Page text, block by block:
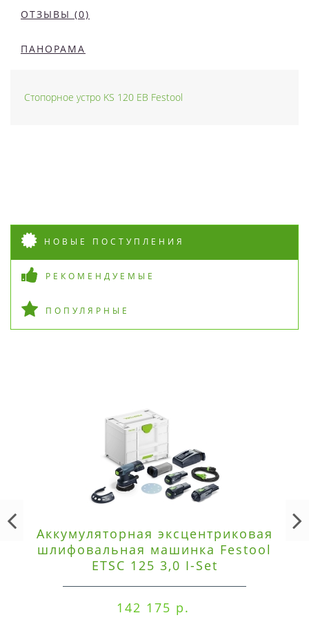
ОТЗЫВЫ (0)
ПАНОРАМА
Стопорное устро KS 120 EB Festool
НОВЫЕ ПОСТУПЛЕНИЯ
РЕКОМЕНДУЕМЫЕ
ПОПУЛЯРНЫЕ
Аккумуляторная эксцентриковая
шлифовальная машинка Festool
ETSC 125 3,0 I-Set
142 175 р.